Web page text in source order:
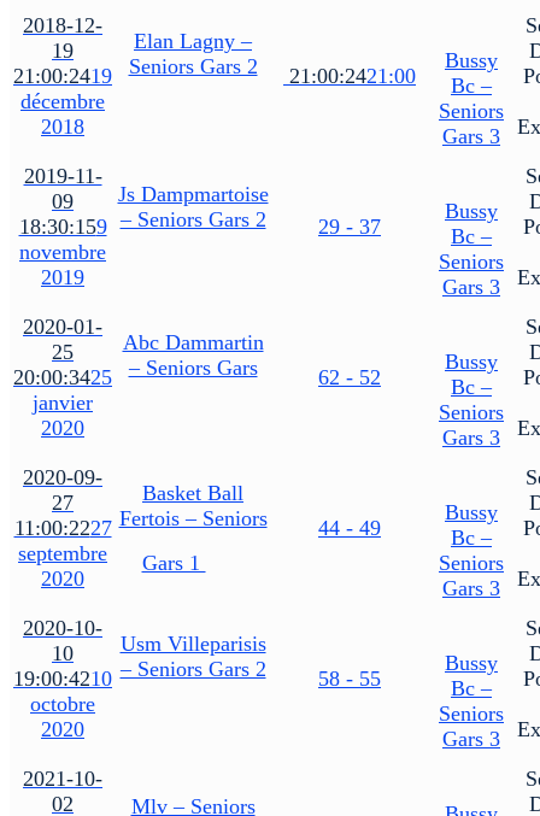
2018-12-
19
21:00:2419
décembre
2018
Elan Lagny –
Seniors Gars 2
21:00:2421:00
Bussy
Bc –
Seniors
Gars 3
2019-11-
09
18:30:159
novembre
2019
Js Dampmartoise
– Seniors Gars 2
29 - 37
Bussy
Bc –
Seniors
Gars 3
2020-01-
25
20:00:3425
janvier
2020
Abc Dammartin
– Seniors Gars
62 - 52
Bussy
Bc –
Seniors
Gars 3
2020-09-
27
11:00:2227
septembre
2020
Basket Ball
Fertois – Seniors
Gars 1
44 - 49
Bussy
Bc –
Seniors
Gars 3
2020-10-
10
19:00:4210
octobre
2020
Usm Villeparisis
– Seniors Gars 2
58 - 55
Bussy
Bc –
Seniors
Gars 3
2021-10-
02
Mlv – Seniors